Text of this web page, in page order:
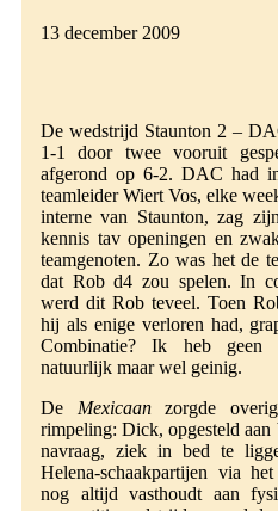
13 december 2009
De wedstrijd Staunton 2 –
1-1 door twee vooruit
afgerond op 6-2. DAC had
teamleider Wiert Vos, elke
interne van Staunton, zag
kennis tav openingen en
teamgenoten. Zo was het de
dat Rob d4 zou spelen. In
werd dit Rob teveel. Toen
hij als enige verloren had,
Combinatie? Ik heb geen
natuurlijk maar wel geinig.
De Mexicaanzorgde
rimpeling: Dick, opgesteld
navraag, ziek in bed te
Helena-schaakpartijen via
nog altijd vasthoudt aan